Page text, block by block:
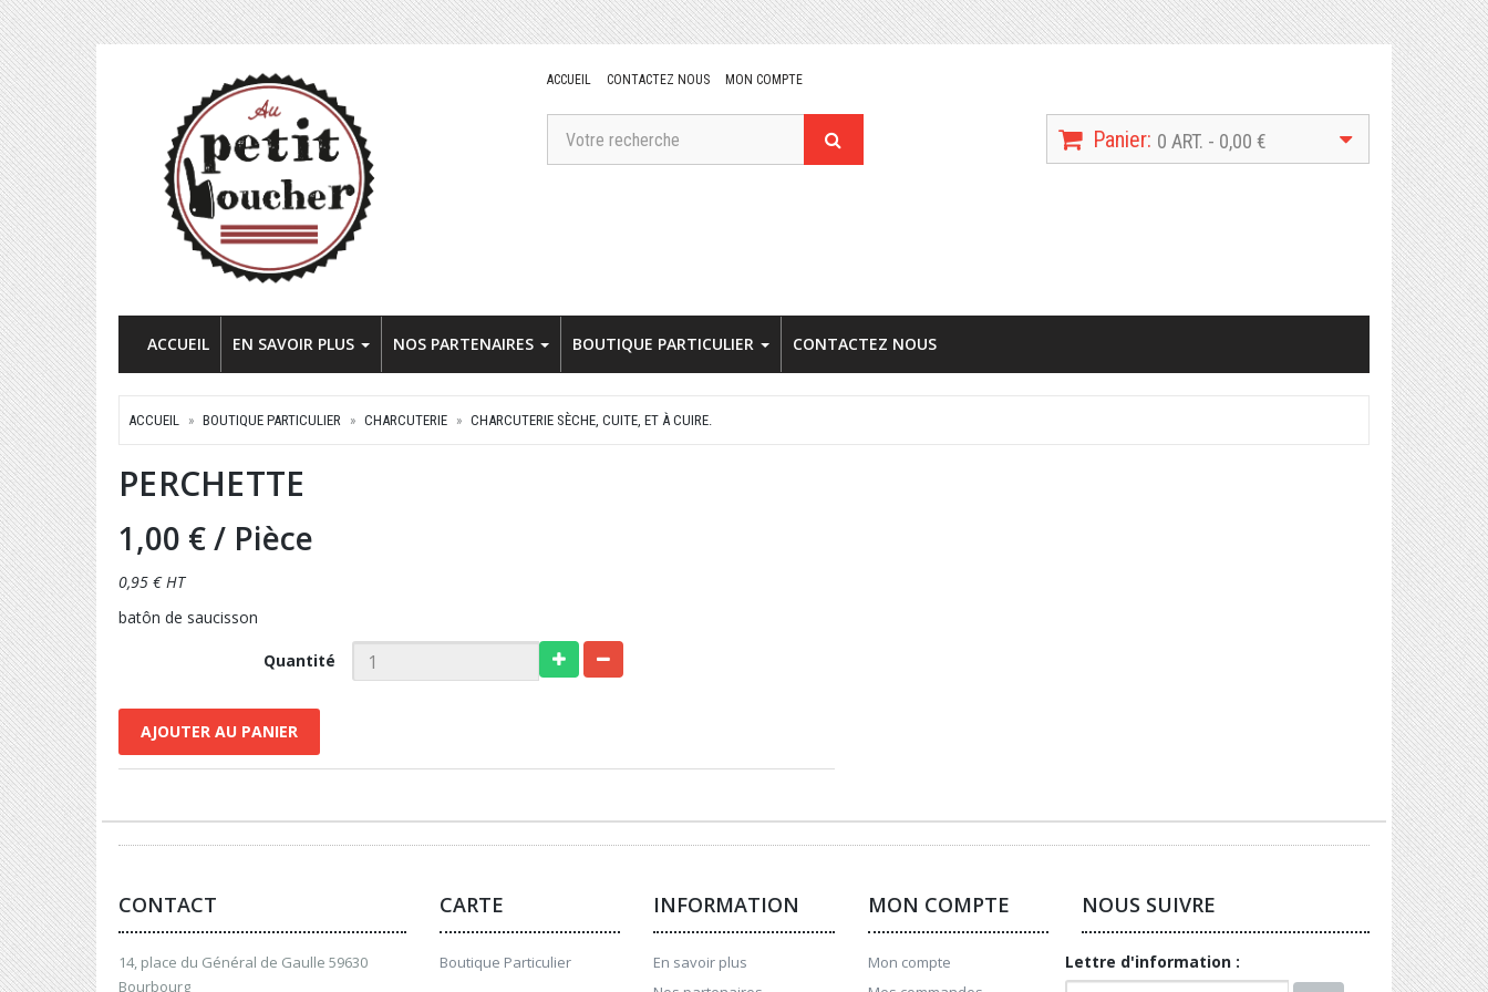
ACCUEIL CONTACTEZ NOUS MON COMPTE
Panier: 0 ART. - 0,00 €
ACCUEIL EN SAVOIR PLUS NOS PARTENAIRES BOUTIQUE PARTICULIER CONTACTEZ NOUS
ACCUEIL BOUTIQUE PARTICULIER CHARCUTERIE CHARCUTERIE SÈCHE, CUITE, ET À CUIRE.
PERCHETTE
1,00 €/ Pièce
0,95 € HT
batôn de saucisson
Quantité
AJOUTER AU PANIER
CONTACT
14, place du Général de Gaulle 59630
Bourbourg
CARTE
Boutique Particulier
INFORMATION
En savoir plus
MON COMPTE
Mon compte
NOUS SUIVRE
Lettre d'information :